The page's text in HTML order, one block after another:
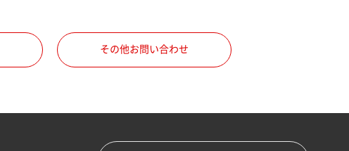
その他お問い合わせ